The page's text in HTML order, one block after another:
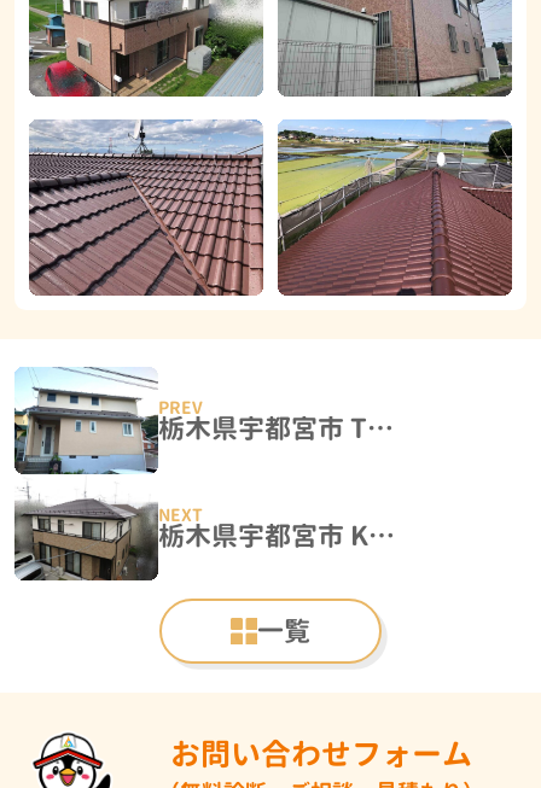
栃木県宇都宮市 T様邸 棟板金交換工事・屋根塗装・外壁塗装工事
一覧
栃木県宇都宮市 K様邸 屋根塗装・外壁塗装工事
お問い合わせフォーム